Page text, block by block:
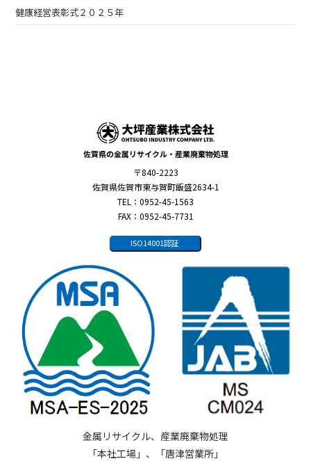
健康経営表彰式２０２５年
佐賀県の金属リサイクル・産業廃棄物処理
〒840-2223
佐賀県佐賀市東与賀町飯盛2634-1
TEL：0952-45-1563
FAX：0952-45-7731
ISO14001認証
金属リサイクル、産業廃棄物処理
「本社工場」、「唐津営業所」